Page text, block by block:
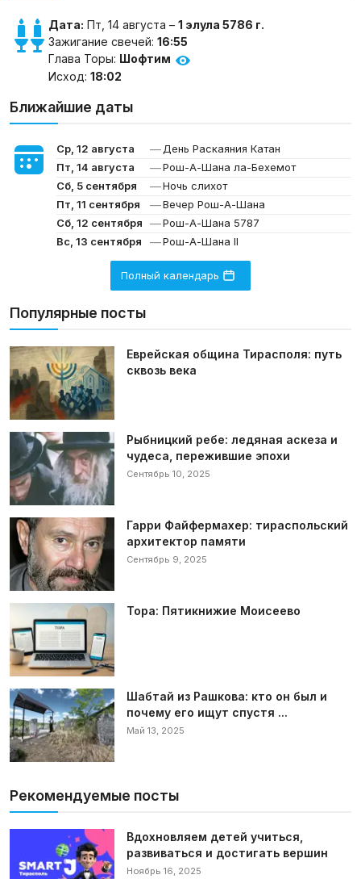
Дата: Пт, 14 августа – 1 элула 5786 г.
Зажигание свечей: 16:55
Глава Торы: Шофтим
Исход: 18:02
Ближайшие даты
Ср, 12 августа — День Раскаяния Катан
Пт, 14 августа
—Рош-А-Шана ла-Бехемот
Сб, 5 сентября
—Ночь слихот
Пт, 11 сентября
—Вечер Рош-А-Шана
Сб, 12 сентября
—Рош-А-Шана 5787
Вс, 13 сентября
—Рош-А-Шана II
Полный календарь
Популярные посты
Еврейская община Тирасполя: путь
сквозь века
Рыбницкий ребе: ледяная аскеза и
чудеса, пережившие эпохи
Сентябрь 10, 2025
Гарри Файфермахер: тираспольский
архитектор памяти
Сентябрь 9, 2025
Тора: Пятикнижие Моисеево
Шабтай из Рашкова: кто он был и
почему его ищут спустя ...
Май 13, 2025
Рекомендуемые посты
Вдохновляем детей учиться,
развиваться и достигать вершин
Ноябрь 16, 2025